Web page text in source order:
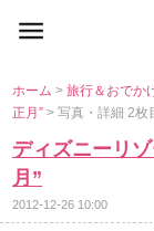
ホーム>旅行＆おでか
正月”> 写真・詳細 2枚
ディズニーリ
月”
2012-12-26 10:00